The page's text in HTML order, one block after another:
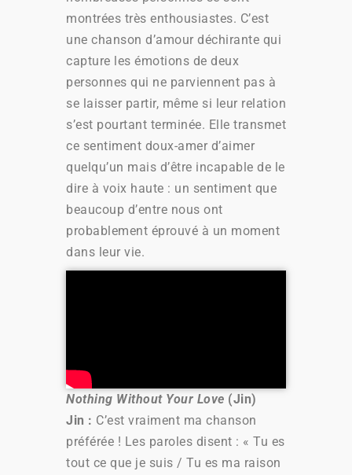
montrées très enthousiastes. C’est
une chanson d’amour déchirante qui
capture les émotions de deux
personnes qui ne parviennent pas à
se laisser partir, même si leur relation
s’est pourtant terminée. Elle transmet
ce sentiment doux-amer d’aimer
quelqu’un mais d’être incapable de le
dire à voix haute : un sentiment que
beaucoup d’entre nous ont
probablement éprouvé à un moment
dans leur vie.
Nothing Without Your Love (Jin)
Jin : C’est vraiment ma chanson
préférée ! Les paroles disent : « Tu es
tout ce que je suis / Tu es ma raison